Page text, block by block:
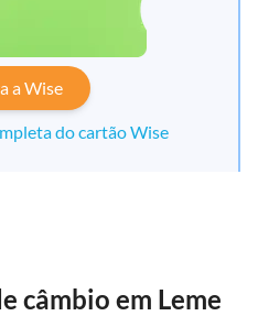
a Wise
do cartão Wise
câmbio em Leme